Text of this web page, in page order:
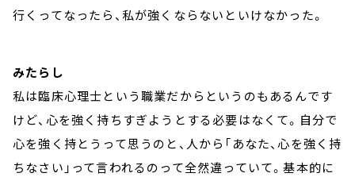
行くってなったら、私が強くならないといけなかった。
みたらし
私は臨床心理士という職業だからというのもあるんです
けど、心を強く持ちすぎようとする必要はなくて。自分で
心を強く持とうって思うのと、人から「あなた、心を強く持
ちなさい」って言われるのって全然違っていて。基本的に